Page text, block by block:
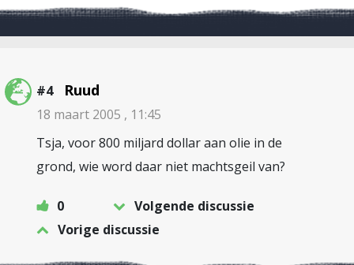
#4 Ruud
18 maart 2005 , 11:45
Tsja, voor 800 miljard dollar aan olie in de
grond, wie word daar niet machtsgeil van?
0
Volgende discussie
Vorige discussie